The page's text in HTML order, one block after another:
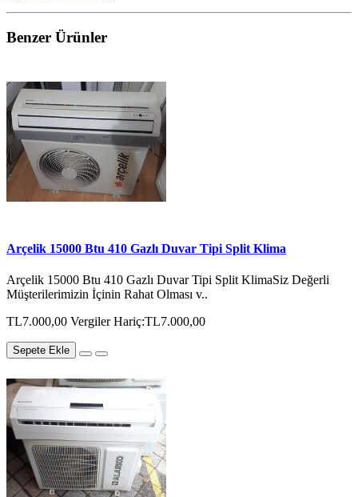
Benzer Ürünler
Arçelik 15000 Btu 410 Gazlı Duvar Tipi Split Klima
Arçelik 15000 Btu 410 Gazlı Duvar Tipi Split KlimaSiz Değerli
Müşterilerimizin İçinin Rahat Olması v..
TL7.000,00 Vergiler Hariç:TL7.000,00
Sepete Ekle